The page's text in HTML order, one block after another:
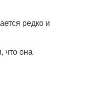
редко и
что она